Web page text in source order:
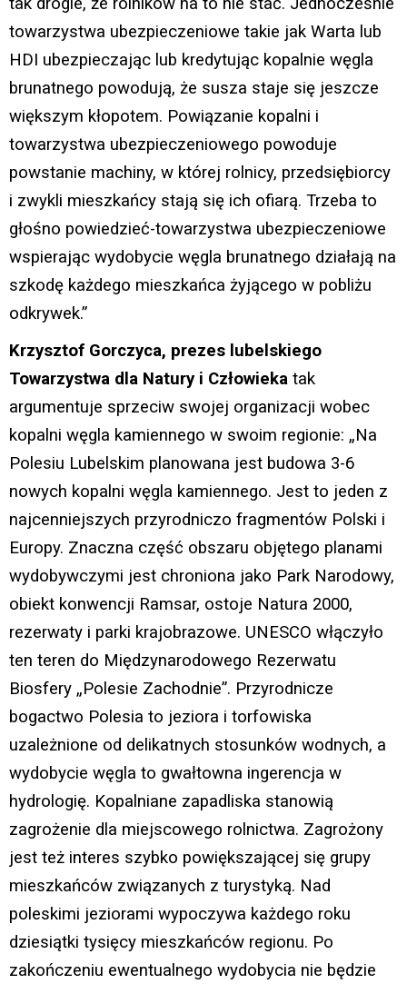
towarzystwa ubezpieczeniowe takie jak Warta lub
HDI ubezpieczając lub kredytując kopalnie węgla
brunatnego powodują, że susza staje się jeszcze
większym kłopotem. Powiązanie kopalni i
towarzystwa ubezpieczeniowego powoduje
powstanie machiny, w której rolnicy, przedsiębiorcy
i zwykli mieszkańcy stają się ich ofiarą. Trzeba to
głośno powiedzieć-towarzystwa ubezpieczeniowe
wspierając wydobycie węgla brunatnego działają na
szkodę każdego mieszkańca żyjącego w pobliżu
odkrywek.”
Krzysztof Gorczyca, prezes lubelskiego
Towarzystwa dla Natury i Człowieka tak
argumentuje sprzeciw swojej organizacji wobec
kopalni węgla kamiennego w swoim regionie: „Na
Polesiu Lubelskim planowana jest budowa 3-6
nowych kopalni węgla kamiennego. Jest to jeden z
najcenniejszych przyrodniczo fragmentów Polski i
Europy. Znaczna część obszaru objętego planami
wydobywczymi jest chroniona jako Park Narodowy,
obiekt konwencji Ramsar, ostoje Natura 2000,
rezerwaty i parki krajobrazowe. UNESCO włączyło
ten teren do Międzynarodowego Rezerwatu
Biosfery „Polesie Zachodnie”. Przyrodnicze
bogactwo Polesia to jeziora i torfowiska
uzależnione od delikatnych stosunków wodnych, a
wydobycie węgla to gwałtowna ingerencja w
hydrologię. Kopalniane zapadliska stanowią
zagrożenie dla miejscowego rolnictwa. Zagrożony
jest też interes szybko powiększającej się grupy
mieszkańców związanych z turystyką. Nad
poleskimi jeziorami wypoczywa każdego roku
dziesiątki tysięcy mieszkańców regionu. Po
zakończeniu ewentualnego wydobycia nie będzie